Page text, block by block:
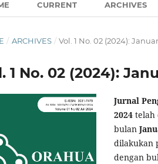
CURRENT ARCHIVES
/ ARCHIVES / Vol. 1 No. 02 (2024):
1 No. 02 (2024):
Jurnal
2024 telah
bulan
dilakukan
dengan